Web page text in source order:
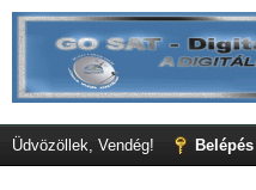
Üdvözöllek, Vendég! Belépés